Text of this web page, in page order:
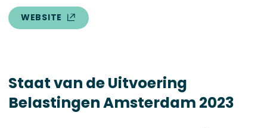
WEBSITE
Staat van de Uitvoering
Belastingen Amsterdam 2023